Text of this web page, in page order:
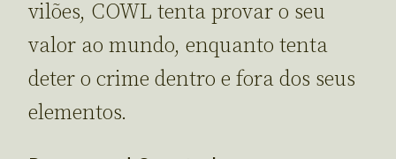
vilões, COWL tenta provar o seu
valor ao mundo, enquanto tenta
deter o crime dentro e fora dos seus
elementos.